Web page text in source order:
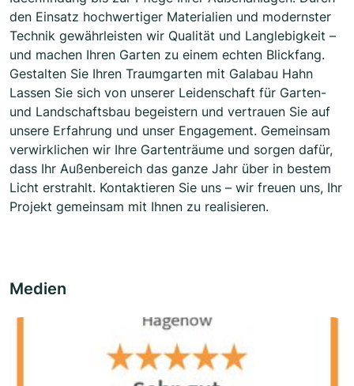
den Einsatz hochwertiger Materialien und modernster
Technik gewährleisten wir Qualität und Langlebigkeit –
und machen Ihren Garten zu einem echten Blickfang.
Gestalten Sie Ihren Traumgarten mit Galabau Hahn
Lassen Sie sich von unserer Leidenschaft für Garten-
und Landschaftsbau begeistern und vertrauen Sie auf
unsere Erfahrung und unser Engagement. Gemeinsam
verwirklichen wir Ihre Gartenträume und sorgen dafür,
dass Ihr Außenbereich das ganze Jahr über in bestem
Licht erstrahlt. Kontaktieren Sie uns – wir freuen uns, Ihr
Projekt gemeinsam mit Ihnen zu realisieren.
Medien